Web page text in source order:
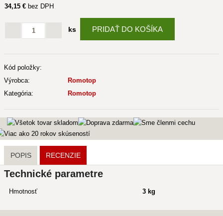
34,15 € bez DPH
ks PRIDAŤ DO KOŠÍKA
Kód položky:
Výrobca:
Romotop
Kategória:
Romotop
POPIS RECENZIE
Technické parametre
Hmotnosť 3 kg